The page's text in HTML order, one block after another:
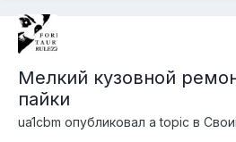
Мелкий кузовной
пайки
ua1cbm опубликовал a topic в